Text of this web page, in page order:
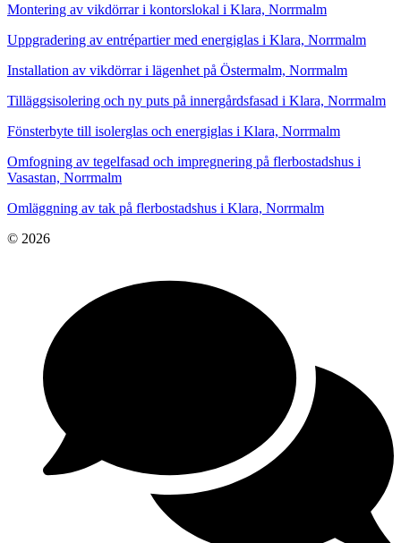
Montering av vikdörrar i kontorslokal i Klara, Norrmalm
Uppgradering av entrépartier med energiglas i Klara, Norrmalm
Installation av vikdörrar i lägenhet på Östermalm, Norrmalm
Tilläggsisolering och ny puts på innergårdsfasad i Klara, Norrmalm
Fönsterbyte till isolerglas och energiglas i Klara, Norrmalm
Omfogning av tegelfasad och impregnering på flerbostadshus i
Vasastan, Norrmalm
Omläggning av tak på flerbostadshus i Klara, Norrmalm
© 2026